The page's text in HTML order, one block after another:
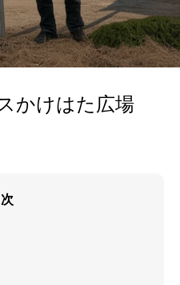
かけはた広場